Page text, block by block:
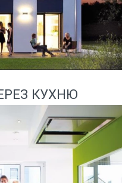
КУХНЮ